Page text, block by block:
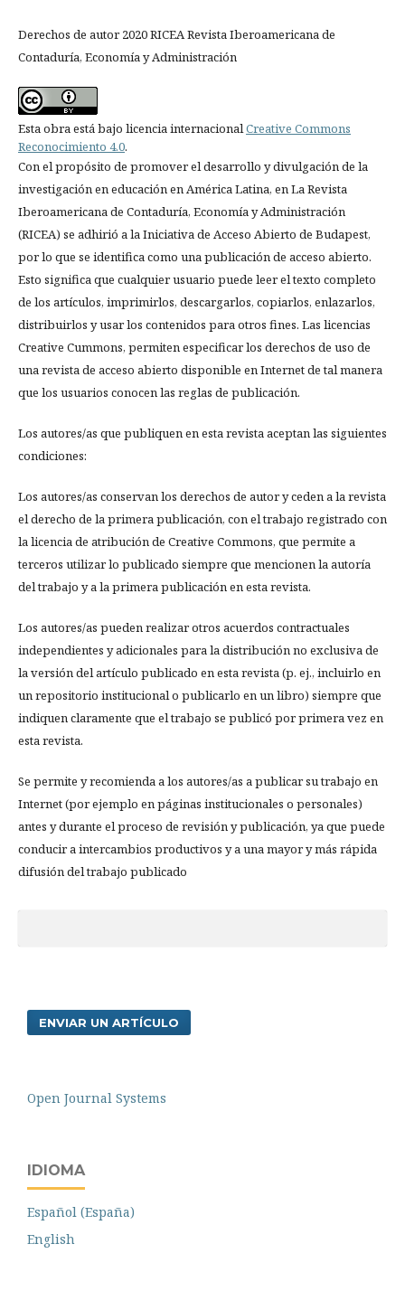
Derechos de autor 2020 RICEA Revista Iberoamericana de
Contaduría, Economía y Administración
Esta obra está bajo licencia internacional Creative Commons
Reconocimiento 4.0.
Con el propósito de promover el desarrollo y divulgación de la
investigación en educación en América Latina, en La Revista
Iberoamericana de Contaduría, Economía y Administración
(RICEA) se adhirió a la Iniciativa de Acceso Abierto de Budapest,
por lo que se identifica como una publicación de acceso abierto.
Esto significa que cualquier usuario puede leer el texto completo
de los artículos, imprimirlos, descargarlos, copiarlos, enlazarlos,
distribuirlos y usar los contenidos para otros fines. Las licencias
Creative Cummons, permiten especificar los derechos de uso de
una revista de acceso abierto disponible en Internet de tal manera
que los usuarios conocen las reglas de publicación.
Los autores/as que publiquen en esta revista aceptan las siguientes
condiciones:
Los autores/as conservan los derechos de autor y ceden a la revista
el derecho de la primera publicación, con el trabajo registrado con
la licencia de atribución de Creative Commons, que permite a
terceros utilizar lo publicado siempre que mencionen la autoría
del trabajo y a la primera publicación en esta revista.
Los autores/as pueden realizar otros acuerdos contractuales
independientes y adicionales para la distribución no exclusiva de
la versión del artículo publicado en esta revista (p. ej., incluirlo en
un repositorio institucional o publicarlo en un libro) siempre que
indiquen claramente que el trabajo se publicó por primera vez en
esta revista.
Se permite y recomienda a los autores/as a publicar su trabajo en
Internet (por ejemplo en páginas institucionales o personales)
antes y durante el proceso de revisión y publicación, ya que puede
conducir a intercambios productivos y a una mayor y más rápida
difusión del trabajo publicado
ENVIAR UN ARTÍCULO
Open Journal Systems
IDIOMA
Español (España)
English